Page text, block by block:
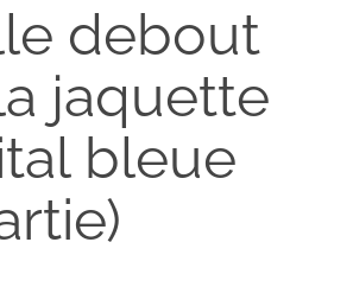
debout
jaquette
bleue